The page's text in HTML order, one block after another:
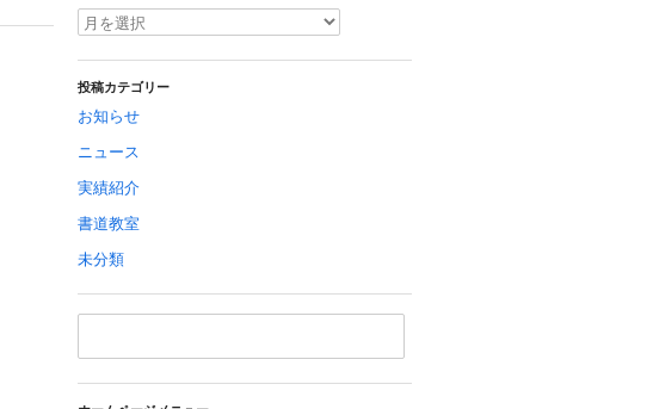
投稿カテゴリー
お知らせ
ニュース
実績紹介
書道教室
未分類